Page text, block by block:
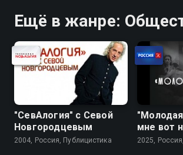
Ещё в жанре:
"СевАлогия" с Севой
Новгородцевым
2004, Россия, Публицистика
мне вот
2025,